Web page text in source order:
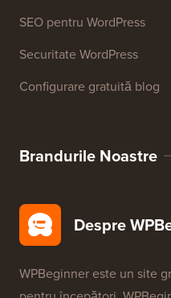
Cursuri WordPress
Glosar WordPress
Recenzii produse WordPress
SEO pentru WordPress
Configurare gratuită blog
Brandurile Noastre